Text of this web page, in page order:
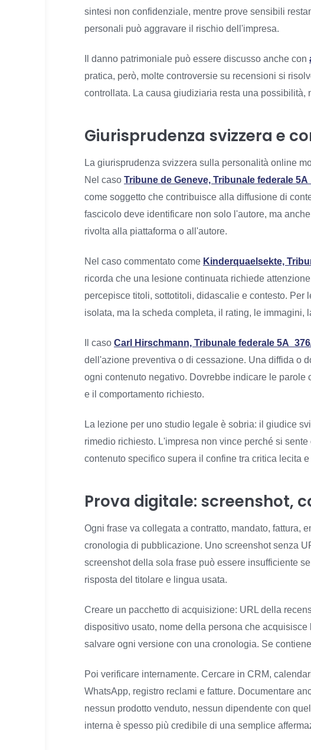
sintesi non confidenziale, mentre prove sensibili
personali può aggravare il rischio dell'impresa.
Il danno patrimoniale può essere discusso anche con
pratica, però, molte controversie su recensioni si
controllata. La causa giudiziaria resta una possibilità,
Giurisprudenza svizzera e
La giurisprudenza svizzera sulla personalità online
Nel caso Tribune de Geneve, Tribunale federale
come soggetto che contribuisce alla diffusione di
fascicolo deve identificare non solo l'autore, ma
rivolta alla piattaforma o all'autore.
Nel caso commentato come Kinderquaelsekte,
ricorda che una lesione continuata richiede
percepisce titoli, sottotitoli, didascalie e contesto.
isolata, ma la scheda completa, il rating, le
Il caso Carl Hirschmann, Tribunale federale
dell'azione preventiva o di cessazione. Una diffida o
ogni contenuto negativo. Dovrebbe indicare le
e il comportamento richiesto.
La lezione per uno studio legale è sobria: il giudice
rimedio richiesto. L'impresa non vince perché si
contenuto specifico supera il confine tra critica lecita
Prova digitale: screenshot,
Ogni frase va collegata a contratto, mandato, fattura,
cronologia di pubblicazione. Uno screenshot senza
screenshot della sola frase può essere insufficiente
risposta del titolare e lingua usata.
Creare un pacchetto di acquisizione: URL della
dispositivo usato, nome della persona che
salvare ogni versione con una cronologia. Se
Poi verificare internamente. Cercare in CRM,
WhatsApp, registro reclami e fatture. Documentare
nessun prodotto venduto, nessun dipendente con
interna è spesso più credibile di una semplice